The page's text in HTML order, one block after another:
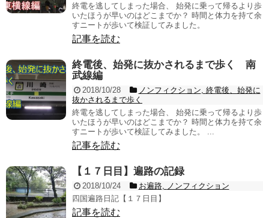
終電を逃してしまった場合、 始発に乗って帰るより歩
いたほうが早いのはどこまでか？ 時間と体力を持て余
すニートが歩いて検証してみました。
記事を読む
終電後、始発に抜かされるまで歩く 南
武線編
2018/10/28 ノンフィクション 終電後、始発に
抜かされるまで歩く
終電を逃してしまった場合、 始発に乗って帰るより歩
いたほうが早いのはどこまでか？ 時間と体力を持て余
すニートが歩いて検証してみました。 ...
記事を読む
【１７日目】遍路の記録
2018/10/24 お遍路,
ノンフィクション
四国遍路日記【１７日目】
記事を読む